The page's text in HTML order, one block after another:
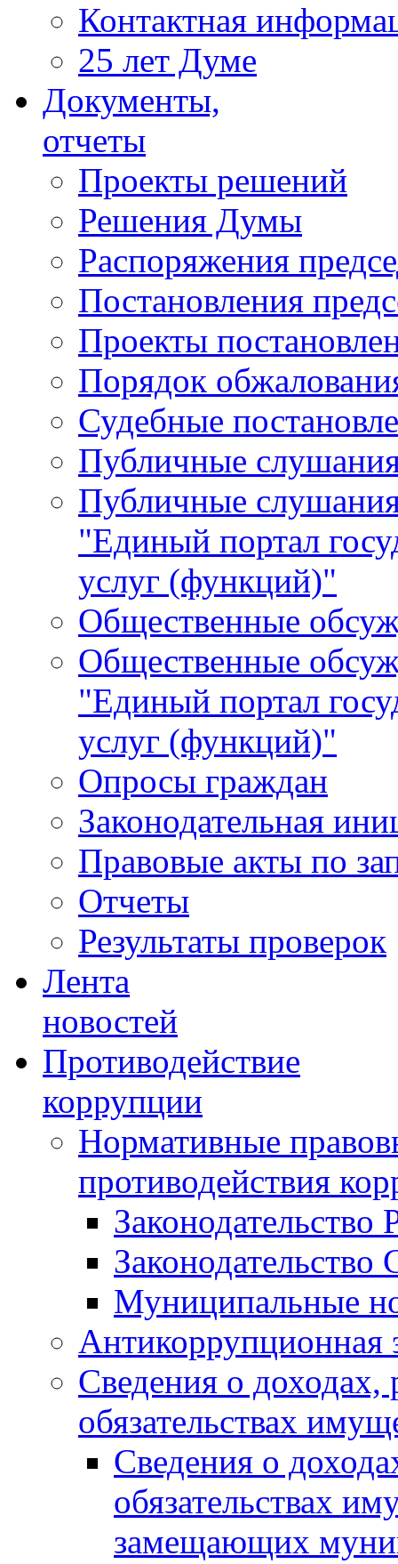
Контактная
25 лет Думе
Документы,
отчеты
Проекты решений
Решения Думы
Распоряжения
Постановления
Проекты
Порядок
Судебные
Публичные
Публичные
"Единый портал
услуг (функций)"
Общественные
Общественные
"Единый портал
услуг (функций)"
Опросы граждан
Законодательная
Правовые акты по
Отчеты
Результаты проверок
Лента
новостей
Противодействие
коррупции
Нормативные
противодействия
Законодательство
Муниципальные
Антикоррупционная
Сведения о доходах,
обязательствах
Сведения о
обязательствах
замещающих